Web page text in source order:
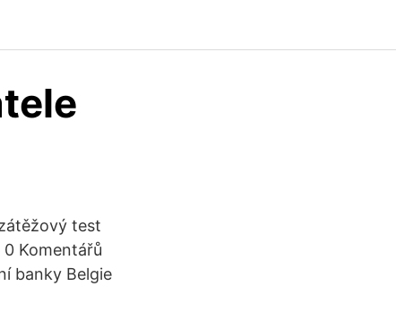
test
Komentářů
banky Belgie